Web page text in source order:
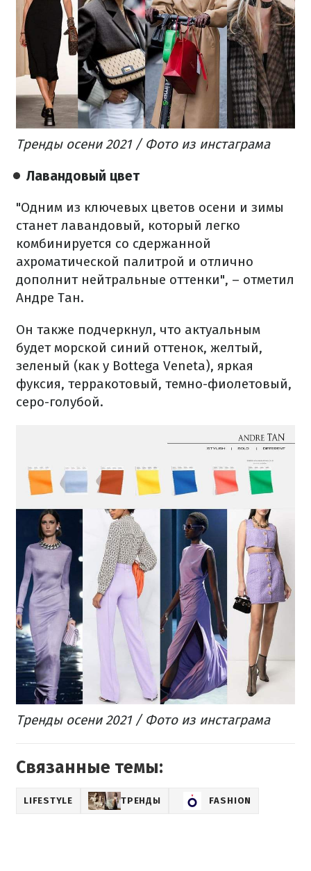
Тренды осени 2021 / Фото из инстаграма
Лавандовый цвет
"Одним из ключевых цветов осени и зимы
станет лавандовый, который легко
комбинируется со сдержанной
ахроматической палитрой и отлично
дополнит нейтральные оттенки", – отметил
Андре Тан.
Он также подчеркнул, что актуальным
будет морской синий оттенок, желтый,
зеленый (как у Bottega Veneta), яркая
фуксия, терракотовый, темно-фиолетовый,
серо-голубой.
Тренды осени 2021 / Фото из инстаграма
Связанные темы:
LIFESTYLE ТРЕНДЫ FASHION